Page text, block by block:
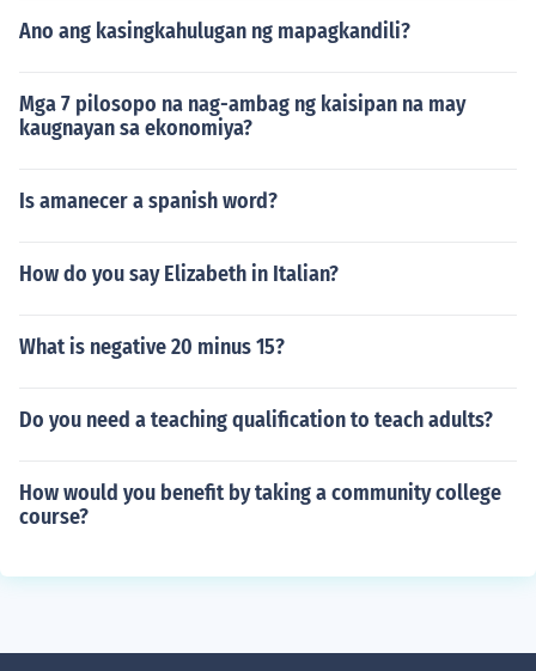
Ano ang kasingkahulugan ng mapagkandili?
Mga 7 pilosopo na nag-ambag ng kaisipan na may
kaugnayan sa ekonomiya?
Is amanecer a spanish word?
How do you say Elizabeth in Italian?
What is negative 20 minus 15?
Do you need a teaching qualification to teach adults?
How would you benefit by taking a community college
course?